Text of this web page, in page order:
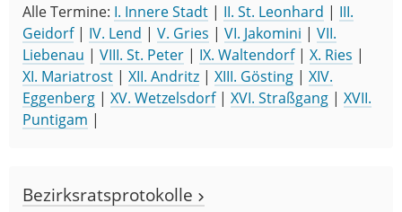
Alle Termine: I. Innere Stadt | II. St. Leonhard | III.
Geidorf| IV. Lend | V. Gries | VI. Jakomini | VII.
Liebenau | VIII. St. Peter | IX. Waltendorf| X. Ries |
XI. Mariatrost | XII. Andritz | XIII. Gösting | XIV.
Eggenberg | XV. Wetzelsdorf| XVI. Straßgang | XVII.
Puntigam |
Bezirksratsprotokolle